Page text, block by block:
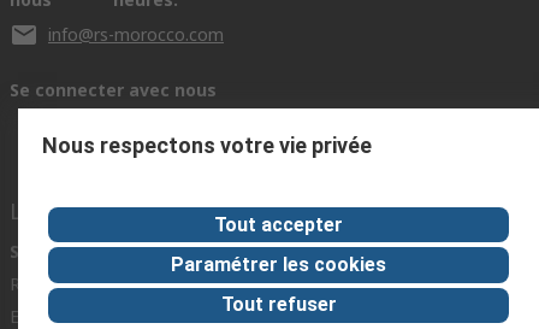
info@rs-morocco.com
Se connecter avec nous
Liens utiles
Services
Registration
Exporter
A propos de RS
À propos RS
Worldwide
Nous respectons votre vie privée
Tout accepter
Paramétrer les cookies
Tout refuser